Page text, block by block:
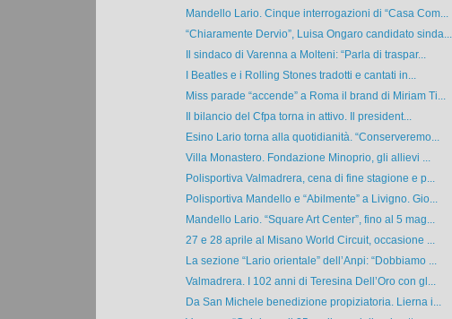
Mandello Lario. Cinque interrogazioni di “Casa Com...
“Chiaramente Dervio”, Luisa Ongaro candidato sinda...
Il sindaco di Varenna a Molteni: “Parla di traspar...
I Beatles e i Rolling Stones tradotti e cantati in...
Miss parade “accende” a Roma il brand di Miriam Ti...
Il bilancio del Cfpa torna in attivo. Il president...
Esino Lario torna alla quotidianità. “Conserveremo...
Villa Monastero. Fondazione Minoprio, gli allievi ...
Polisportiva Valmadrera, cena di fine stagione e p...
Polisportiva Mandello e “Abilmente” a Livigno. Gio...
Mandello Lario. “Square Art Center”, fino al 5 mag...
27 e 28 aprile al Misano World Circuit, occasione ...
La sezione “Lario orientale” dell’Anpi: “Dobbiamo ...
Valmadrera. I 102 anni di Teresina Dell’Oro con gl...
Da San Michele benedizione propiziatoria. Lierna i...